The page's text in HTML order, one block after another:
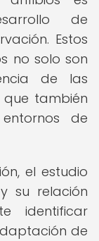
de
Estos
no solo son
de las
que también
de
el estudio
su relación
identificar
de